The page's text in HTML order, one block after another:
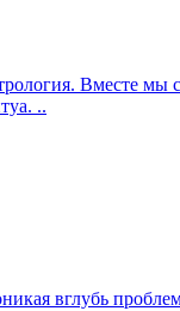
Вместе
..
вглубь